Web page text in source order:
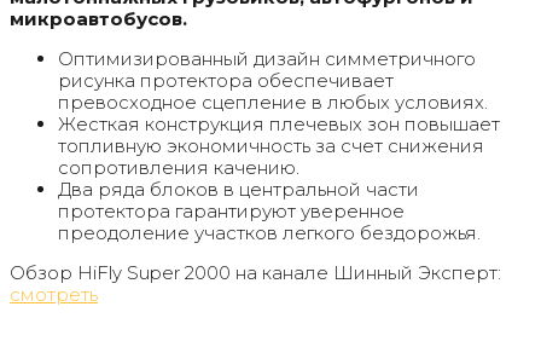
микроавтобусов.
Оптимизированный дизайн симметричного
рисунка протектора обеспечивает
превосходное сцепление в любых условиях.
Жесткая конструкция плечевых зон повышает
топливную экономичность за счет снижения
сопротивления качению.
Два ряда блоков в центральной части
протектора гарантируют уверенное
преодоление участков легкого бездорожья.
Обзор HiFly Super 2000 на канале Шинный Эксперт:
смотреть